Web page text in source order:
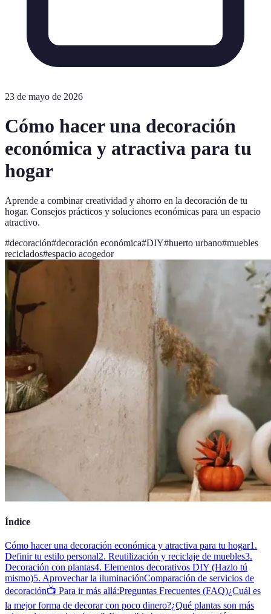
23 de mayo de 2026
Cómo hacer una decoración
económica y atractiva para tu
hogar
Aprende a combinar creatividad y ahorro en la decoración de tu
hogar. Consejos prácticos y soluciones económicas para un espacio
atractivo.
#decoración#decoración económica#DIY#huerto urbano#muebles
reciclados#espacio acogedor
Índice
Cómo hacer una decoración económica y atractiva para tu hogar1.
Definir tu estilo personal2. Reutilización y reciclaje de muebles3.
Decoración con plantas4. Elementos decorativos DIY (Hazlo tú
mismo)5. Aprovechar la iluminaciónComparación de servicios de
decoración📺 Para ir más allá:Preguntas Frecuentes (FAQ)¿Cuál es
la mejor forma de decorar con poco dinero?¿Qué plantas son más